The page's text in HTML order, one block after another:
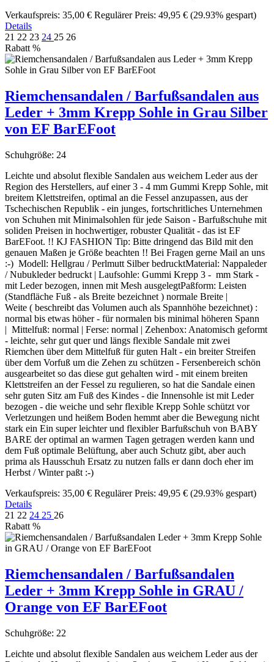
Verkaufspreis: 35,00 € Regulärer Preis: 49,95 € (29.93% gespart)
Details
21 22 23 24 25 26
Rabatt %
Riemchensandalen / Barfußsandalen aus
Leder + 3mm Krepp Sohle in Grau Silber
von EF BarEFoot
Schuhgröße: 24
Leichte und absolut flexible Sandalen aus weichem Leder aus der
Region des Herstellers, auf einer 3 - 4 mm Gummi Krepp Sohle, mit
breitem Klettstreifen, optimal an die Fessel anzupassen, aus der
Tschechischen Republik - ein junges, fortschritliches Unternehmen
von Schuhen mit Minimalsohlen für jede Saison - Barfußschuhe mit
soliden Preisen in hochwertiger, robuster Qualität - das ist EF
BarEFoot. !! KJ FASHION Tip: Bitte dringend das Bild mit den
genauen Maßen je Größe beachten !! Bei Fragen gerne Mail an uns
:-) Modell: Hellgrau / Perlmutt Silber bedrucktMaterial: Nappaleder
/ Nubukleder bedruckt | Laufsohle: Gummi Krepp 3 - mm Stark -
mit Leder bezogen, innen mit Mesh ausgelegtPaßform: Leisten
(Standfläche Fuß - als Breite bezeichnet ) normale Breite |
Weite ( beschreibt das Volumen auch als Spannhöhe bezeichnet) :
normal bis etwas höher - für normalen bis minimal höheren Spann
| Mittelfuß: normal | Ferse: normal | Zehenbox: Anatomisch geformt
- leichte, sehr gut quer und längs flexible Sandale mit zwei
Riemchen über dem Mittelfuß für guten Halt - ein breiter Streifen
über dem Vorfuß um die Zehen zu schützen - Fersenbereich schön
ausgearbeitet so das diese gut gehalten wird - mit einem breiten
Klettstreifen an der Fessel zu regulieren, so hat die Sandale einen
sehr guten Sitz am Fuß des Kindes - die Innensohle ist mit Leder
bezogen - die weiche und sehr flexible Krepp Sohle schützt vor
Verletzungen und heißem Boden hemmt aber die Bewegung nicht
stark ein Ein super leichter und flexibler Barfußschuh von BABY
BARE der optimal an warmen Tagen getragen werden kann und
dem Fuß optimale Belüftung, aber auch Schutz gibt, aber auch
prima als Hausschuh Ersatz zu nutzen falls er dann doch eher im
Herbst / Winter paßt :-)
Verkaufspreis: 35,00 € Regulärer Preis: 49,95 € (29.93% gespart)
Details
21 22 24 25 26
Rabatt %
Riemchensandalen / Barfußsandalen
Leder + 3mm Krepp Sohle in GRAU /
Orange von EF BarEFoot
Schuhgröße: 22
Leichte und absolut flexible Sandalen aus weichem Leder aus der